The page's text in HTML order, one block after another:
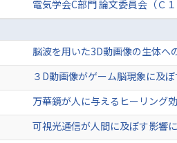
電気学会C部門 論文委員会（Ｃ
脳波を用いた3D動画像の生体へ
３D動画像がゲーム脳現象に及
万華鏡が人に与えるヒーリング
可視光通信が人間に及ぼす影響